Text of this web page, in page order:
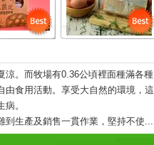
涼。而牧場有0.36公頃裡面種滿各種
由食用活動。享受大自然的環境，這
。
到生產及銷售一貫作業，堅持不使...